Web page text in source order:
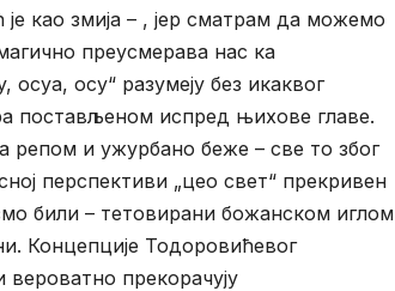
као змија – , јер сматрам да можемо
преусмерава нас ка
осyа, осy“ разумеју без икаквог
постављеном испред њихове главе.
репом и ужурбано беже – све то због
перспективи „цео свет“ прекривен
били – тетовирани божанском иглом
Концепције Тодоровићевог
вероватно прекорачују